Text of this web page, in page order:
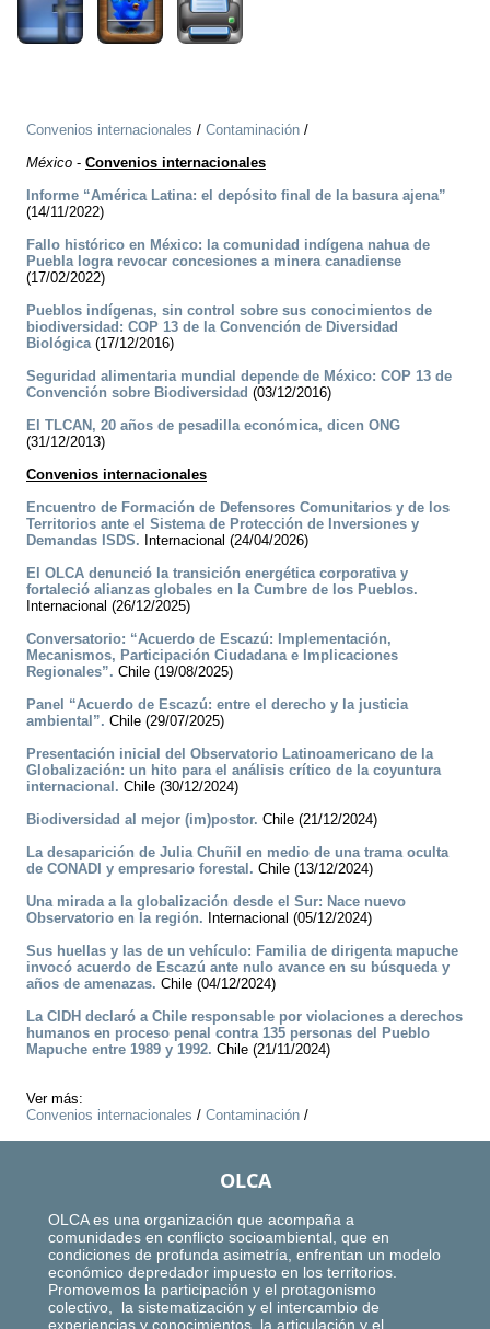
Convenios internacionales / Contaminación /
México - Convenios internacionales
Informe “América Latina: el depósito final de la basura ajena”
(14/11/2022)
Fallo histórico en México: la comunidad indígena nahua de
Puebla logra revocar concesiones a minera canadiense
(17/02/2022)
Pueblos indígenas, sin control sobre sus conocimientos de
biodiversidad: COP 13 de la Convención de Diversidad
Biológica(17/12/2016)
Seguridad alimentaria mundial depende de México: COP 13 de
Convención sobre Biodiversidad (03/12/2016)
El TLCAN, 20 años de pesadilla económica, dicen ONG
(31/12/2013)
Convenios internacionales
Encuentro de Formación de Defensores Comunitarios y de los
Territorios ante el Sistema de Protección de Inversiones y
Demandas ISDS. Internacional (24/04/2026)
El OLCA denunció la transición energética corporativa y
fortaleció alianzas globales en la Cumbre de los Pueblos.
Internacional (26/12/2025)
Conversatorio: “Acuerdo de Escazú: Implementación,
Mecanismos, Participación Ciudadana e Implicaciones
Regionales”. Chile (19/08/2025)
Panel “Acuerdo de Escazú: entre el derecho y la justicia
ambiental”. Chile (29/07/2025)
Presentación inicial del Observatorio Latinoamericano de la
Globalización: un hito para el análisis crítico de la coyuntura
internacional. Chile (30/12/2024)
Biodiversidad al mejor (im)postor. Chile (21/12/2024)
La desaparición de Julia Chuñil en medio de una trama oculta
de CONADI y empresario forestal. Chile (13/12/2024)
Una mirada a la globalización desde el Sur: Nace nuevo
Observatorio en la región. Internacional (05/12/2024)
Sus huellas y las de un vehículo: Familia de dirigenta mapuche
invocó acuerdo de Escazú ante nulo avance en su búsqueda y
años de amenazas. Chile (04/12/2024)
La CIDH declaró a Chile responsable por violaciones a derechos
humanos en proceso penal contra 135 personas del Pueblo
Mapuche entre 1989 y 1992. Chile (21/11/2024)
Ver más:
Convenios internacionales / Contaminación /
OLCA
OLCA es una organización que acompaña a
comunidades en conflicto socioambiental, que en
condiciones de profunda asimetría, enfrentan un modelo
económico depredador impuesto en los territorios.
Promovemos la participación y el protagonismo
colectivo, la sistematización y el intercambio de
experiencias y conocimientos, la articulación y el